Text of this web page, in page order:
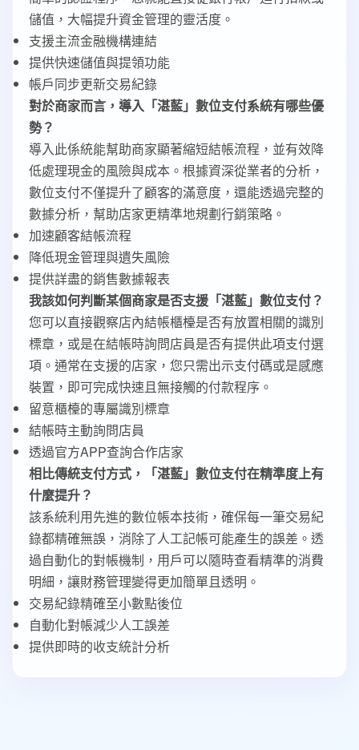
儲值，大幅提升資金管理的靈活度。
支援主流金融機構連結
提供快速儲值與提領功能
帳戶同步更新交易紀錄
對於商家而言，導入「湛藍」數位支付系統有哪些優
勢？
導入此係統能幫助商家顯著縮短結帳流程，並有效降
低處理現金的風險與成本。根據資深從業者的分析，
數位支付不僅提升了顧客的滿意度，還能透過完整的
數據分析，幫助店家更精準地規劃行銷策略。
加速顧客結帳流程
降低現金管理與遺失風險
提供詳盡的銷售數據報表
我該如何判斷某個商家是否支援「湛藍」數位支付？
您可以直接觀察店內結帳櫃檯是否有放置相關的識別
標章，或是在結帳時詢問店員是否有提供此項支付選
項。通常在支援的店家，您只需出示支付碼或是感應
裝置，即可完成快速且無接觸的付款程序。
留意櫃檯的專屬識別標章
結帳時主動詢問店員
透過官方APP查詢合作店家
相比傳統支付方式，「湛藍」數位支付在精準度上有
什麼提升？
該系統利用先進的數位帳本技術，確保每一筆交易紀
錄都精確無誤，消除了人工記帳可能產生的誤差。透
過自動化的對帳機制，用戶可以隨時查看精準的消費
明細，讓財務管理變得更加簡單且透明。
交易紀錄精確至小數點後位
自動化對帳減少人工誤差
提供即時的收支統計分析